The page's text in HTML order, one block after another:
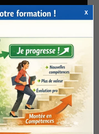
dates
2 jours ?
X